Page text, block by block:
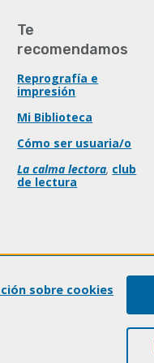
Te
recomendamos
Reprografía e
impresión
Mi Biblioteca
Cómo ser usuaria/o
La calma lectora, club
de lectura
sobre cookies